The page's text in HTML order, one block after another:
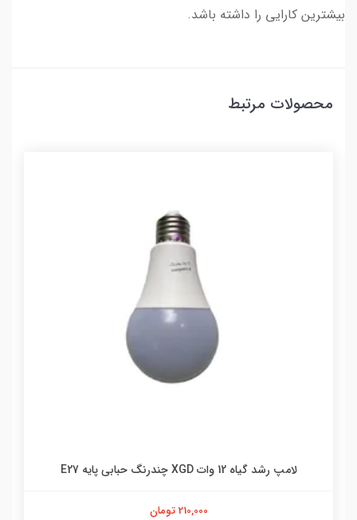
بیشترین کارایی را داشته باشد.
محصولات مرتبط
لامپ رشد گیاه 12 وات XGD چندرنگ حبابی پایه E27
210,000 تومان